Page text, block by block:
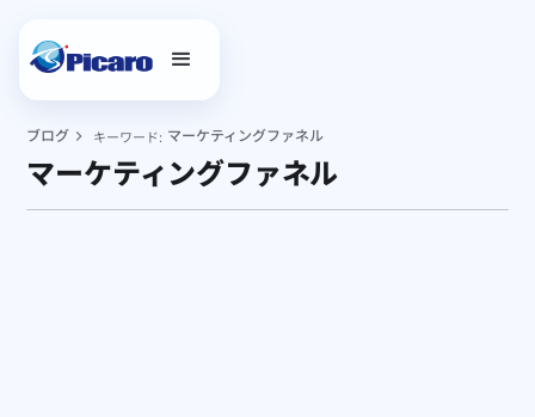
ブログ キーワード: マーケティングファネル
マーケティングファネル